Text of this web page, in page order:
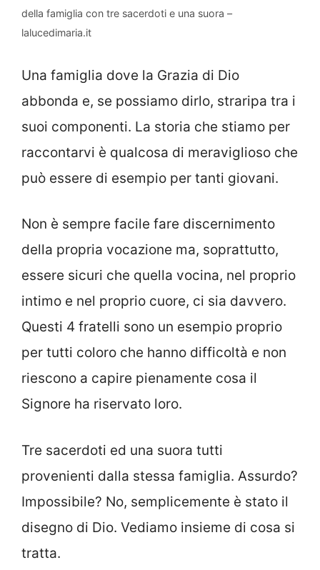
della famiglia con tre sacerdoti e una suora –
lalucedimaria.it
Una famiglia dove la Grazia di Dio
abbonda e, se possiamo dirlo, straripa tra i
suoi componenti. La storia che stiamo per
raccontarvi è qualcosa di meraviglioso che
può essere di esempio per tanti giovani.
Non è sempre facile fare discernimento
della propria vocazione ma, soprattutto,
essere sicuri che quella vocina, nel proprio
intimo e nel proprio cuore, ci sia davvero.
Questi 4 fratelli sono un esempio proprio
per tutti coloro che hanno difficoltà e non
riescono a capire pienamente cosa il
Signore ha riservato loro.
Tre sacerdoti ed una suora tutti
provenienti dalla stessa famiglia. Assurdo?
Impossibile? No, semplicemente è stato il
disegno di Dio. Vediamo insieme di cosa si
tratta.